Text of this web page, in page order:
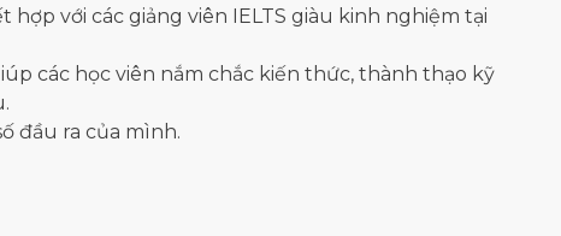
với các giảng viên IELTS giàu kinh nghiệm tại
các học viên nắm chắc kiến thức, thành thạo kỹ
đầu ra của mình.